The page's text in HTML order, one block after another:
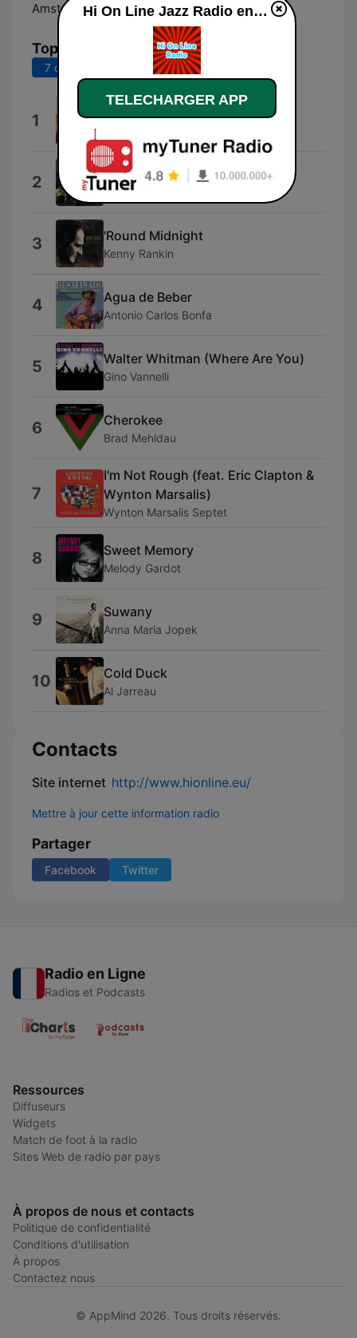
Amsterdam: Online
Top titres
7 derniers jours 30 derniers jours
1
2 Margie
Prowizorka Jazz Band
3 'Round Midnight
Kenny Rankin
4 Agua de Beber
Antonio Carlos Bonfa
5 Walter Whitman (Where Are You)
Gino Vannelli
6 Cherokee
Brad Mehldau
7
I'm Not Rough (feat. Eric Clapton &
Wynton Marsalis)
Wynton Marsalis Septet
8 Sweet Memory
Melody Gardot
9 Suwany
Anna Maria Jopek
10 Cold Duck
Al Jarreau
Contacts
Site internet http://www.hionline.eu/
Mettre à jour cette information radio
Partager
Facebook Twitter
Radio en Ligne
Radios et Podcasts
Ressources
Diffuseurs
Widgets
Match de foot à la radio
Sites Web de radio par pays
À propos de nous et contacts
Politique de confidentialité
Conditions d'utilisation
À propos
Contactez nous
© AppMind 2026. Tous droits réservés.
Hi On Line Jazz Radio en ligne
TELECHARGER APP